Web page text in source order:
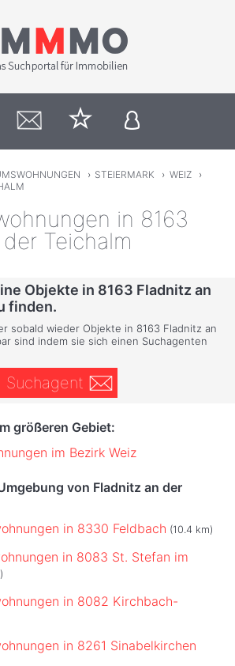
› STEIERMARK › WEIZ
›
in 8163
Teichalm
Objekte in 8163 Fladnitz an
finden.
sobald wieder Objekte in 8163 Fladnitz an
sind indem sie sich einen Suchagenten
Suchagent
größeren Gebiet:
im Bezirk Weiz
von Fladnitz an der
in 8330 Feldbach (10.4 km)
in 8083 St. Stefan im
in 8082 Kirchbach-
in 8261 Sinabelkirchen